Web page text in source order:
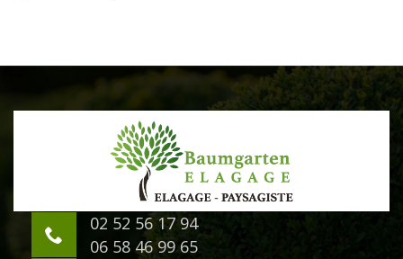
02 52 56 17 94
06 58 46 99 65